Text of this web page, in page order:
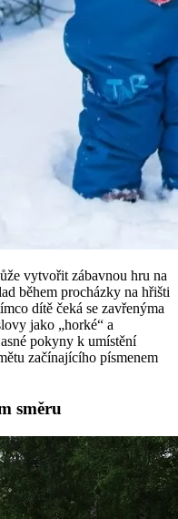
vytvořit zábavnou hru na
během procházky na hřišti
dítě čeká se zavřenýma
jako „horké“ a
pokyny k umístění
začínajícího písmenem
směru